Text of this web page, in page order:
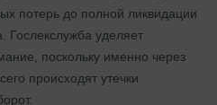
потерь до полной ликвидации
Гослекслужба уделяет
поскольку именно через
происходят утечки